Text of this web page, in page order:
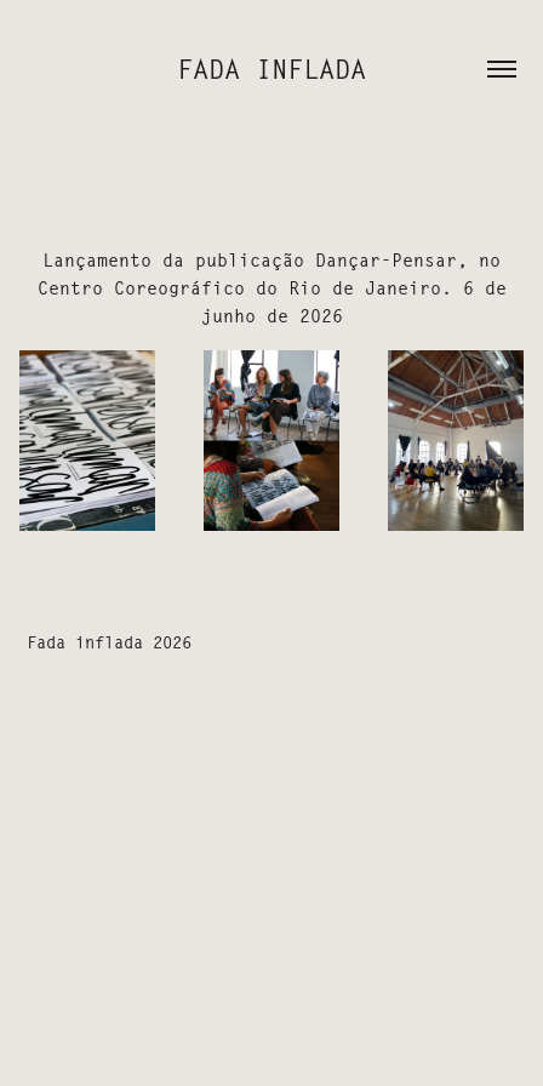
FADA INFLADA
Lançamento da publicação Dançar-Pensar, no
Centro Coreográfico do Rio de Janeiro. 6 de
junho de 2026
Fada inflada 2026